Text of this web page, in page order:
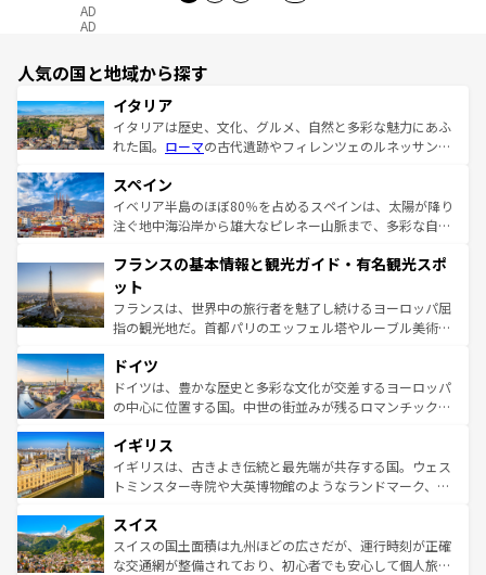
AD
AD
人気の国と地域から探す
イタリア
イタリアは歴史、文化、グルメ、自然と多彩な魅力にあふ
れた国。 ローマの古代遺跡やフィレンツェのルネッサンス
ろん、トスカーナの美しい田園風景やアマルフィ海岸の絶
景など、自然景観も見逃せない。観光の合間には、本場の
ピザやパスタなど、絶品のイタリア料理を堪能することも
ませてくれるイタリアで、忘れられない旅をしてみよう！
なお、新着のイタリア情報は
しい。
スペイン
イベリア半島のほぼ80％を占めるスペインは、太陽が降り
注ぐ地中海沿岸から雄大なピレネー山脈まで、多彩な自然
文化が根付くこの国では、情熱的なフラメンコ、熱気あふ
れる闘牛、そして美味しいタパスが生活の一部となってい
る。首都マドリードの洗練された雰囲気や、バルセロナの
アートに溢れた街角から、地方では古代ローマ遺跡や中世
せる。地方によって風土や気候が異なるスペインはその個
性で訪れる人を魅了する。 なお、新着のスペイン情報は コ
ンテンツ一覧を参照してほしい。
フランスの基本情報と観光ガイド・有名観光スポ
ット
フランスは、世界中の旅行者を魅了し続けるヨーロッパ屈
指の観光地だ。首都パリのエッフェル塔やルーブル美術館
で、幅広い魅力が詰まっている。華麗な宮殿、歴史的な大
聖堂、美しいビーチ、そして豊かな自然が、訪れる者を心
から魅了する。また、フランスは美食の国としても知ら
いる。シャンパンの発祥地であるランス、プロヴァンスの
香り高いラベンダー畑など、多彩な楽しみ方が可能だ。さ
らに、パリ以外の地域にも魅力が溢れており、どの街角に
れる地方に足を運ぶとそれぞれで全く異なる文化を体験で
きるだろう。 なお、新着のフランス情報はコンテンツ一覧
を参照してほしい。
ドイツ
ドイツは、豊かな歴史と多彩な文化が交差するヨーロッパ
の中心に位置する国。中世の街並みが残るロマンチック街
顔を持つこの国は、どこを歩いても飽きることがない。ベ
ルリンの文化的活気、バイエルン州のアルプスの絶景、そ
してライン川沿いのワイン畑といった風景は必見。ビール
は、お酒好きな人にはぜひ体験してほしい。 なお、新着の
ドイツ情報はコンテンツ一覧を参照してほしい。
イギリス
イギリスは、古きよき伝統と最先端が共存する国。ウェス
トミンスター寺院や大英博物館のようなランドマーク、歴
リアごとに異なる魅力がある。また、優雅なアフタヌーン
ティー、ビール好きにはたまらない英国パブ、サッカー観
戦など、本場だからこそできる体験も豊富。イギリスを旅
スイス
スイスの国土面積は九州ほどの広さだが、運行時刻が正確
な交通網が整備されており、初心者でも安心して個人旅行